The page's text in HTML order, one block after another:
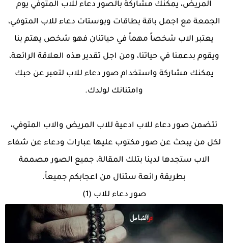
المريض، يمكنك مشاركة بالصور دعاء للاب المتوفي يوم
الجمعة مع اجمل باقة بطاقات وبوستات دعاء للاب المتوفي،
يعتبر الاب شخصاً مهماً في حياتنان فهو شخص يهتم بنا
ويقوم بدعمنا في حياتنا، ومن اجل تقدير هذه العلاقة الرائعة،
يمكنك مشاركة واستخدام صور دعاء للاب لتعبر عن حبك
وامتنانك لولدك.
تتضمن صور دعاء للاب ادعية للاب المريض والاب المتوفي،
لكل من يبحث عن صور مكتوب عليها عبارات ودعاء عن شفاء
الاب ستجدها لدينا بتلك المقالة، جميع الصور مصممة
بطريقة رائعة ستنال من اعجابكم جميعاً.
صور دعاء للاب (1)